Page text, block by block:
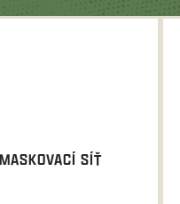
MASKOVACÍ SÍŤ